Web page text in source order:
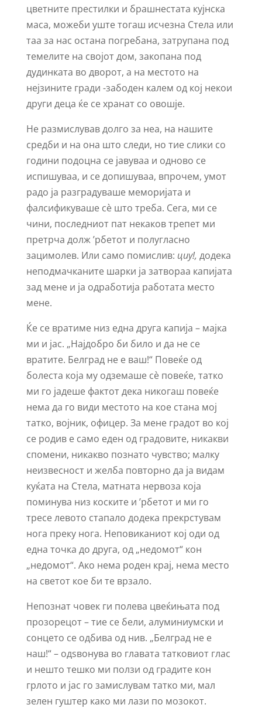
цветните престилки и брашнестата кујнска
маса, можеби уште тогаш исчезна Стела или
таа за нас остана погребана, затрупана под
темелите на својот дом, закопана под
дудинката во дворот, а на местото на
нејзините гради -забоден калем од кој некои
други деца ќе се хранат со овошје.
Не размислував долго за неа, на нашите
средби и на она што следи, но тие слики со
години подоцна се јавуваа и одново се
испишуваа, и се допишуваа, впрочем, умот
радо ја разградуваше меморијата и
фалсификуваше сѐ што треба. Сега, ми се
чини, последниот пат некаков трепет ми
претрча долж ʼрбетот и полугласно
зацимолев. Или само помислив: циу!, додека
неподмачканите шарки ја затвораа капијата
зад мене и ја одработија работата место
мене.
Ќе се вратиме низ една друга капија – мајка
ми и јас. „Најдобро би било и да не се
вратите. Белград не е ваш!“ Повеќе од
болеста која му одземаше сѐ повеќе, татко
ми го јадеше фактот дека никогаш повеќе
нема да го види местото на кое стана мој
татко, војник, офицер. За мене градот во кој
се родив е само еден од градовите, никакви
спомени, никакво познато чувство; малку
неизвесност и желба повторно да ја видам
куќата на Стела, матната нервоза која
поминува низ коските и ʼрбетот и ми го
тресе левото стапало додека прекрстувам
нога преку нога. Неповиканиот кој оди од
една точка до друга, од „недомот“ кон
„недомот“. Ако нема роден крај, нема место
на светот кое би те врзало.
Непознат човек ги полева цвеќињата под
прозорецот – тие се бели, алуминиумски и
сонцето се одбива од нив. „Белград не е
наш!“ – одѕвонува во главата татковиот глас
и нешто тешко ми ползи од градите кон
грлото и јас го замислувам татко ми, мал
зелен гуштер како ми лази по мозокот.